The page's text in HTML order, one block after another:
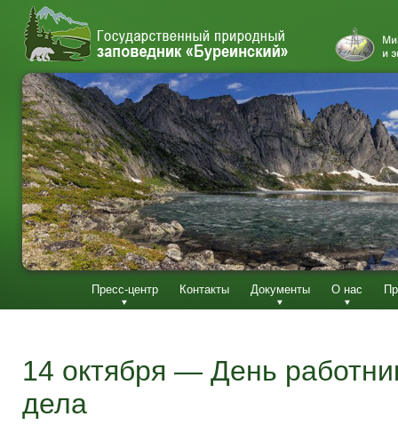
Пресс-центр Контакты Документы О нас
14 октября — День
дела